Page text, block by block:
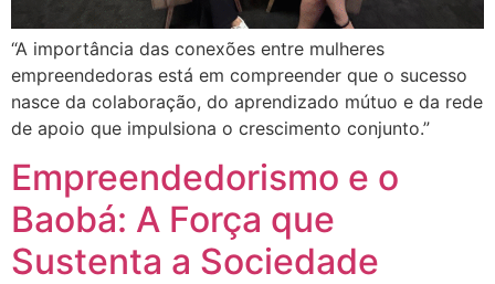
“A importância das conexões entre mulheres
empreendedoras está em compreender que o sucesso
nasce da colaboração, do aprendizado mútuo e da rede
de apoio que impulsiona o crescimento conjunto.”
Empreendedorismo e o
Baobá: A Força que
Sustenta a Sociedade